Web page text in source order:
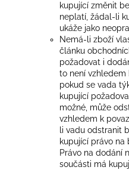
kupující změnit
neplatí, žádal-li
ukáže jako
Nemá-li zboží
článku
požadovat i
to není vzhledem
pokud se vada
kupující
možné, může
vzhledem k
li vadu odstranit
kupující právo na
Právo na dodání
součásti má